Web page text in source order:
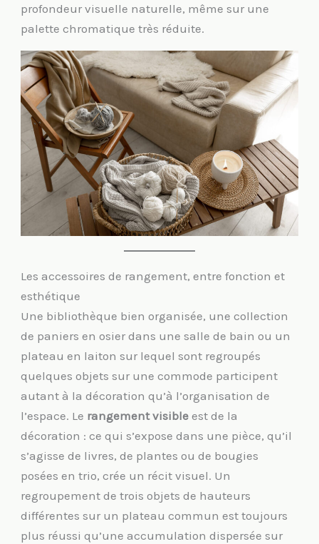
profondeur visuelle naturelle, même sur une
palette chromatique très réduite.
Les accessoires de rangement, entre fonction et
esthétique
Une bibliothèque bien organisée, une collection
de paniers en osier dans une salle de bain ou un
plateau en laiton sur lequel sont regroupés
quelques objets sur une commode participent
autant à la décoration qu’à l’organisation de
l’espace. Le rangement visible est de la
décoration : ce qui s’expose dans une pièce, qu’il
s’agisse de livres, de plantes ou de bougies
posées en trio, crée un récit visuel. Un
regroupement de trois objets de hauteurs
différentes sur un plateau commun est toujours
plus réussi qu’une accumulation dispersée sur